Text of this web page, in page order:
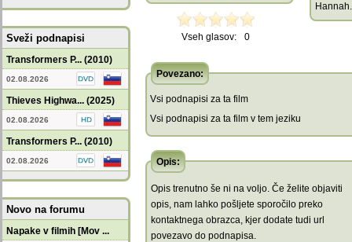
Sveži podnapisi
Transformers P... (2010)
02.08.2026
Thieves Highwa... (2025)
02.08.2026
Transformers P... (2010)
02.08.2026
Novo na forumu
Napake v filmih [Mov ...
Vseh glasov: 0
Povezano:
Vsi podnapisi za ta film
Vsi podnapisi za ta film v tem jeziku
Opis:
Opis trenutno še ni na voljo. Če želite objaviti
opis, nam lahko pošljete sporočilo preko
kontaktnega obrazca, kjer dodate tudi url
povezavo do podnapisa.